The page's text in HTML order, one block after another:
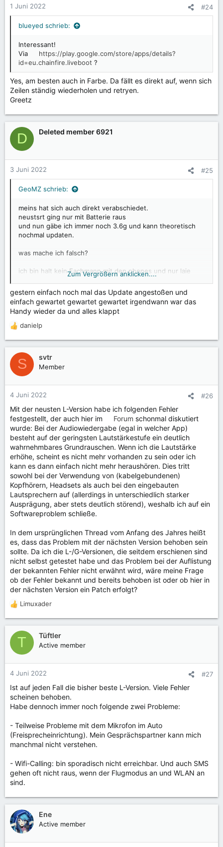
1 Juni 2022 #24
blueyed schrieb:
Interessant!
Via
https://play.google.com/store/apps/details?
id=eu.chainfire.liveboot ?
Yes, am besten auch in Farbe. Da fällt es direkt auf, wenn sich
Zeilen ständig wiederholen und retryen.
Greetz
D Deleted member 6921
3 Juni 2022 #25
GeoMZ schrieb:
meins hat sich auch direkt verabschiedet.
neustsrt ging nur mit Batterie raus
und nun gäbe ich immer noch 3.6g und kann theoretisch
nochmal updaten.
was mache ich falsch?
ich bin halt kein Fachmann mit den phones und nur laie
aber die Nachhaltigkeit gefällt mir
Zum Vergrößern anklicken....
gestern einfach noch mal das Update angestoßen und
einfach gewartet gewartet gewartet irgendwann war das
Handy wieder da und alles klappt
R
e
a
k
t
o
n
n
:
danielp
S svtr
Member
4 Juni 2022 #26
Mit der neusten L-Version habe ich folgenden Fehler
festgestellt, der auch hier im
Forum schonmal diskutiert
wurde: Bei der Audiowiedergabe (egal in welcher App)
besteht auf der geringsten Lautstärkestufe ein deutlich
wahrnehmbares Grundrauschen. Wenn ich die Lautstärke
erhöhe, scheint es nicht mehr vorhanden zu sein oder ich
kann es dann einfach nicht mehr heraushören. Dies tritt
sowohl bei der Verwendung von (kabelgebundenen)
Kopfhörern, Headsets als auch bei den eingebauten
Lautsprechern auf (allerdings in unterschiedlich starker
Ausprägung, aber stets deutlich störend), weshalb ich auf ein
Softwareproblem schließe.
In dem ursprünglichen Thread vom Anfang des Jahres heißt
es, dass das Problem mit der nächsten Version behoben sein
sollte. Da ich die L-/G-Versionen, die seitdem erschienen sind
nicht selbst getestet habe und das Problem bei der Auflistung
der bekannten Fehler nicht erwähnt wird, wäre meine Frage
ob der Fehler bekannt und bereits behoben ist oder ob hier in
der nächsten Version ein Patch erfolgt?
R
e
a
k
t
o
n
n
:
Limuxader
T Tüftler
Active member
4 Juni 2022 #27
Ist auf jeden Fall die bisher beste L-Version. Viele Fehler
scheinen behoben.
Habe dennoch immer noch folgende zwei Probleme:
- Teilweise Probleme mit dem Mikrofon im Auto
(Freisprecheinrichtung). Mein Gesprächspartner kann mich
manchmal nicht verstehen.
- Wifi-Calling: bin sporadisch nicht erreichbar. Und auch SMS
gehen oft nicht raus, wenn der Flugmodus an und WLAN an
sind.
Ene
Active member